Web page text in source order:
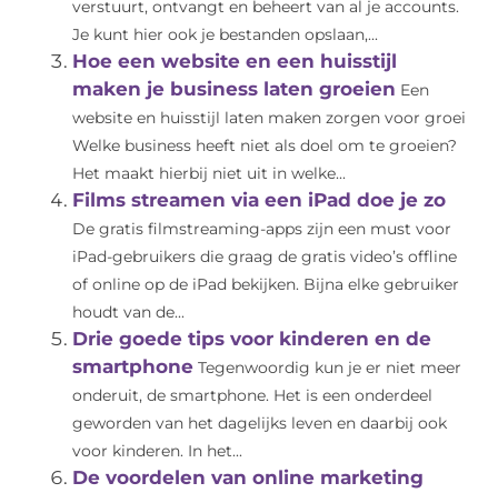
verstuurt, ontvangt en beheert van al je accounts.
Je kunt hier ook je bestanden opslaan,...
Hoe een website en een huisstijl
maken je business laten groeien Een
website en huisstijl laten maken zorgen voor groei
Welke business heeft niet als doel om te groeien?
Het maakt hierbij niet uit in welke...
Films streamen via een iPad doe je zo
De gratis filmstreaming-apps zijn een must voor
iPad-gebruikers die graag de gratis video’s offline
of online op de iPad bekijken. Bijna elke gebruiker
houdt van de...
Drie goede tips voor kinderen en de
smartphone Tegenwoordig kun je er niet meer
onderuit, de smartphone. Het is een onderdeel
geworden van het dagelijks leven en daarbij ook
voor kinderen. In het...
De voordelen van online marketing